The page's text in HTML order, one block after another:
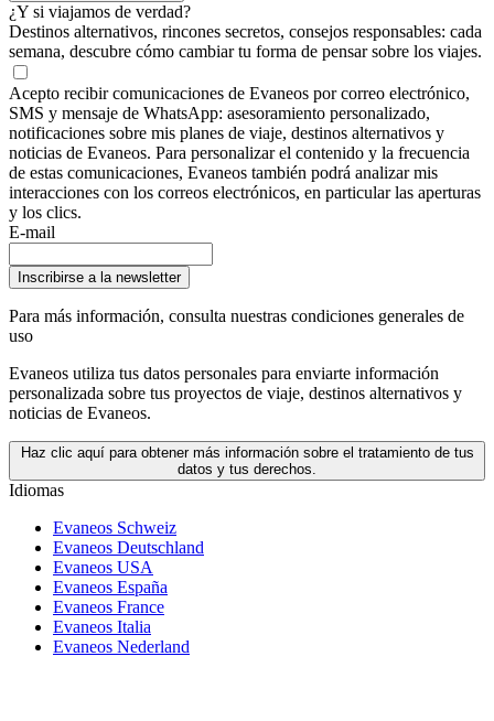
¿Y si viajamos de verdad?
Destinos alternativos, rincones secretos, consejos responsables: cada
semana, descubre cómo cambiar tu forma de pensar sobre los viajes.
Acepto recibir comunicaciones de Evaneos por correo electrónico,
SMS y mensaje de WhatsApp: asesoramiento personalizado,
notificaciones sobre mis planes de viaje, destinos alternativos y
noticias de Evaneos. Para personalizar el contenido y la frecuencia
de estas comunicaciones, Evaneos también podrá analizar mis
interacciones con los correos electrónicos, en particular las aperturas
y los clics.
E-mail
Inscribirse a la newsletter
Para más información, consulta nuestras condiciones generales de
uso
Evaneos utiliza tus datos personales para enviarte información
personalizada sobre tus proyectos de viaje, destinos alternativos y
noticias de Evaneos.
Haz clic aquí para obtener más información sobre el tratamiento de tus
datos y tus derechos.
Idiomas
Evaneos Schweiz
Evaneos Deutschland
Evaneos USA
Evaneos España
Evaneos France
Evaneos Italia
Evaneos Nederland